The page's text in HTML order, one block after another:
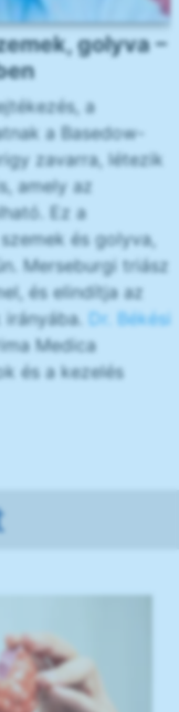
golyva –
a
a Basedow-
zavarra, létezik
amely az
Ez a
és golyva,
Merseburgi triász
és elindítja az
Dr. Békési
Medica
és a kezelés